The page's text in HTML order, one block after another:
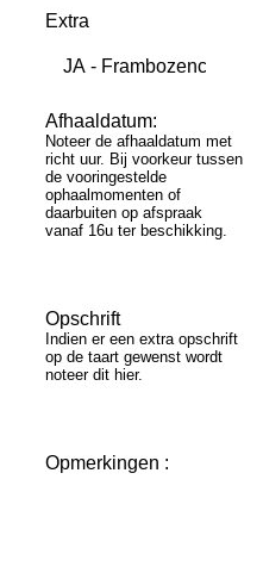
Extra
Afhaaldatum:
Noteer de afhaaldatum met
richt uur. Bij voorkeur tussen
de vooringestelde
ophaalmomenten of
daarbuiten op afspraak
vanaf 16u ter beschikking.
Opschrift
Indien er een extra opschrift
op de taart gewenst wordt
noteer dit hier.
Opmerkingen :